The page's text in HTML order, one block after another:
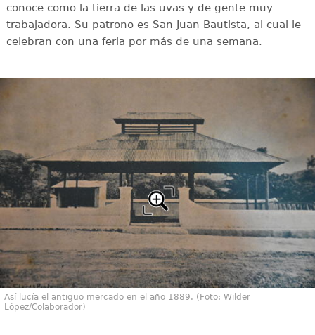
conoce como la tierra de las uvas y de gente muy
trabajadora. Su patrono es San Juan Bautista, al cual le
celebran con una feria por más de una semana.
Así lucía el antiguo mercado en el año 1889. (Foto: Wilder
López/Colaborador)